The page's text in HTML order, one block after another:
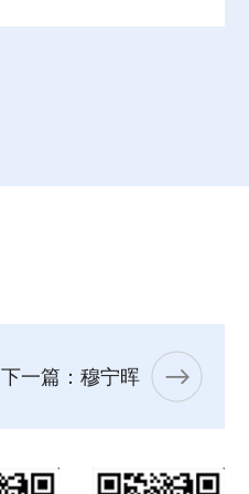
下一篇：穆宁晖